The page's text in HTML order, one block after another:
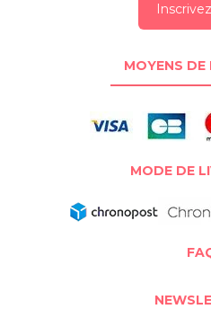
MOYENS DE
MODE DE